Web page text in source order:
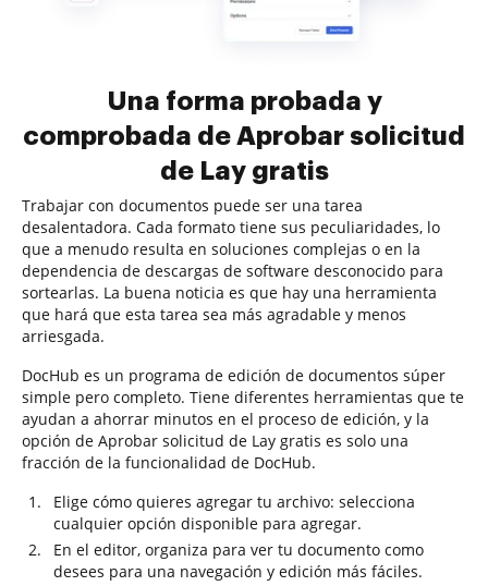
Una forma probada y
comprobada de Aprobar solicitud
de Lay gratis
Trabajar con documentos puede ser una tarea
desalentadora. Cada formato tiene sus peculiaridades, lo
que a menudo resulta en soluciones complejas o en la
dependencia de descargas de software desconocido para
sortearlas. La buena noticia es que hay una herramienta
que hará que esta tarea sea más agradable y menos
arriesgada.
DocHub es un programa de edición de documentos súper
simple pero completo. Tiene diferentes herramientas que te
ayudan a ahorrar minutos en el proceso de edición, y la
opción de Aprobar solicitud de Lay gratis es solo una
fracción de la funcionalidad de DocHub.
Elige cómo quieres agregar tu archivo: selecciona
cualquier opción disponible para agregar.
En el editor, organiza para ver tu documento como
desees para una navegación y edición más fáciles.